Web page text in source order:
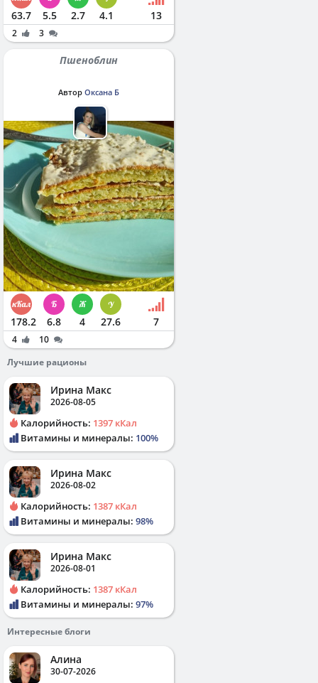
63.7 5.5 2.7 4.1 13
2 3
Пшеноблин
Автор Оксана Б
178.2 6.8 4 27.6 7
4
10
Лучшие рационы
Ирина Макс
2026-08-05
Калорийность: 1397 кКал
Витамины и минералы: 100%
Ирина Макс
2026-08-02
Калорийность: 1387 кКал
Витамины и минералы: 98%
Ирина Макс
2026-08-01
Калорийность: 1387 кКал
Витамины и минералы: 97%
Интересные блоги
Алина
30-07-2026